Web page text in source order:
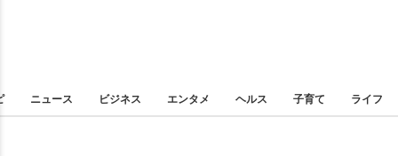
ニュース ビジネス エンタメ ヘルス 子育て ライフ